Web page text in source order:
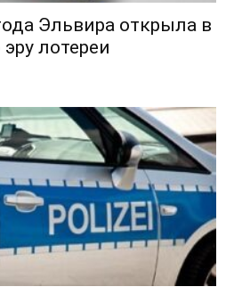
Эльвира открыла в
лотереи